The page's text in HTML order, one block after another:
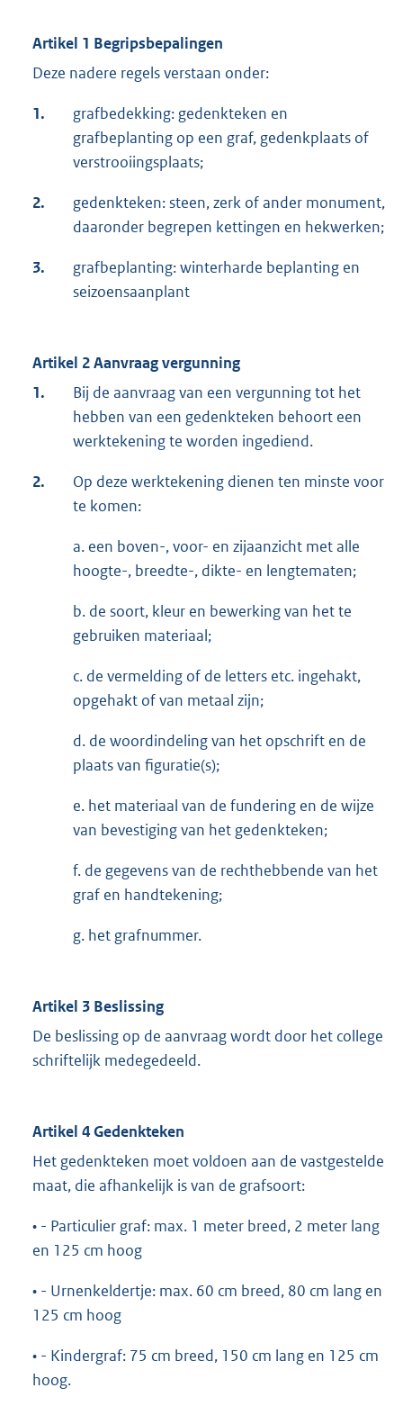
Artikel 1 Begripsbepalingen
Deze nadere regels verstaan onder:
1.
grafbedekking: gedenkteken en
grafbeplanting op een graf, gedenkplaats of
verstrooiingsplaats;
2.
gedenkteken: steen, zerk of ander monument,
daaronder begrepen kettingen en hekwerken;
3.
grafbeplanting: winterharde beplanting en
seizoensaanplant
Artikel 2 Aanvraag vergunning
1.
Bij de aanvraag van een vergunning tot het
hebben van een gedenkteken behoort een
werktekening te worden ingediend.
2.
Op deze werktekening dienen ten minste voor
te komen:
a. een boven-, voor- en zijaanzicht met alle
hoogte-, breedte-, dikte- en lengtematen;
b. de soort, kleur en bewerking van het te
gebruiken materiaal;
c. de vermelding of de letters etc. ingehakt,
opgehakt of van metaal zijn;
d. de woordindeling van het opschrift en de
plaats van figuratie(s);
e. het materiaal van de fundering en de wijze
van bevestiging van het gedenkteken;
f. de gegevens van de rechthebbende van het
graf en handtekening;
g. het grafnummer.
Artikel 3 Beslissing
De beslissing op de aanvraag wordt door het college
schriftelijk medegedeeld.
Artikel 4 Gedenkteken
Het gedenkteken moet voldoen aan de vastgestelde
maat, die afhankelijk is van de grafsoort:
• - Particulier graf: max. 1 meter breed, 2 meter lang
en 125 cm hoog
• - Urnenkeldertje: max. 60 cm breed, 80 cm lang en
125 cm hoog
• - Kindergraf: 75 cm breed, 150 cm lang en 125 cm
hoog.